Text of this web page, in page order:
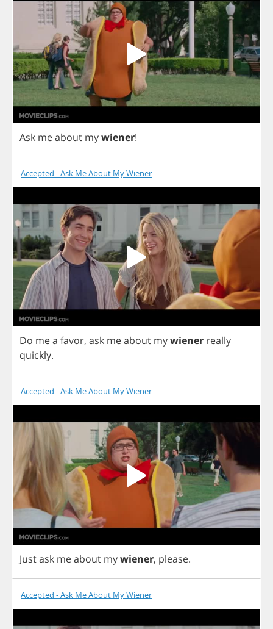
Ask meabout mywiener!
Accepted - Ask Me About My Wiener
Do mea favor, ask meabout mywiener really
quickly.
Accepted - Ask Me About My Wiener
Justask meabout mywiener, please.
Accepted - Ask Me About My Wiener